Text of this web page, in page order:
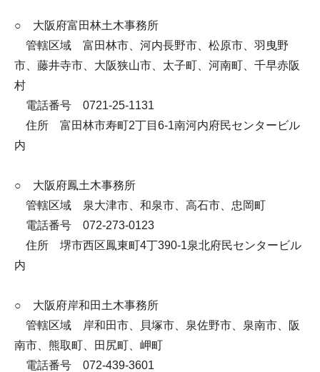
○ 大阪府富田林土木事務所
管轄区域 富田林市、河内長野市、松原市、羽曳野
市、藤井寺市、大阪狭山市、太子町、河南町、千早赤阪
村
電話番号 0721-25-1131
住所 富田林市寿町2丁目6-1南河内府民センタービル
内
○ 大阪府鳳土木事務所
管轄区域 泉大津市、和泉市、高石市、忠岡町
電話番号 072-273-0123
住所 堺市西区鳳東町4丁390-1泉北府民センタービル
内
○ 大阪府岸和田土木事務所
管轄区域 岸和田市、貝塚市、泉佐野市、泉南市、阪
南市、熊取町、田尻町、岬町
電話番号 072-439-3601